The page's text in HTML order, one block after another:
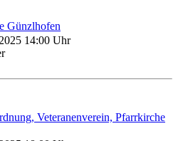
Günzlhofen
14:00 Uhr
Veteranenverein, Pfarrkirche